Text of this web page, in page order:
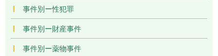
事件別ー性犯罪
事件別ー財産事件
事件別ー薬物事件